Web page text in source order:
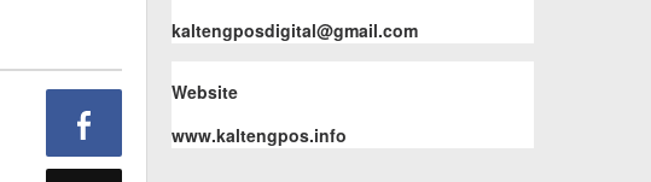
kaltengposdigital@gmail.com
Website
www.kaltengpos.info